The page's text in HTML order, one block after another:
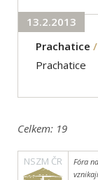
13.2.2013
Prachatice
Prachatice
Celkem: 19
NSZM ČR
Fóra